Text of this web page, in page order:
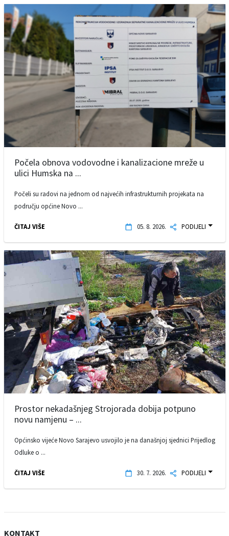
Počela obnova vodovodne i kanalizacione mreže u
ulici Humska na ...
Počeli su radovi na jednom od najvećih infrastrukturnih projekata na
području općine Novo ...
ČITAJ VIŠE 05. 8. 2026. PODIJELI
Prostor nekadašnjeg Strojorada dobija potpuno
novu namjenu – ...
Općinsko vijeće Novo Sarajevo usvojilo je na današnjoj sjednici Prijedlog
Odluke o ...
ČITAJ VIŠE 30. 7. 2026. PODIJELI
KONTAKT